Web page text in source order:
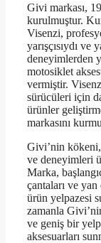
Givi markası,
kurulmuştur.
Visenzi,
yarışçısıydı ve
deneyimlerden
motosiklet
vermiştir.
sürücüleri için
ürünler
markasını
Givi’nin
ve deneyimleri
Marka,
çantaları ve
ürün yelpazesi
zamanla
ve geniş bir
aksesuarları